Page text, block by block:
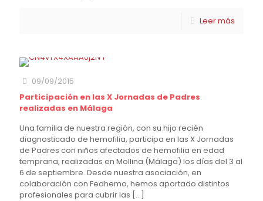
Leer más
09/09/2015
Participación en las X Jornadas de Padres
realizadas en Málaga
Una familia de nuestra región, con su hijo recién
diagnosticado de hemofilia, participa en las X Jornadas
de Padres con niños afectados de hemofilia en edad
temprana, realizadas en Mollina (Málaga) los días del 3 al
6 de septiembre. Desde nuestra asociación, en
colaboración con Fedhemo, hemos aportado distintos
profesionales para cubrir las […]